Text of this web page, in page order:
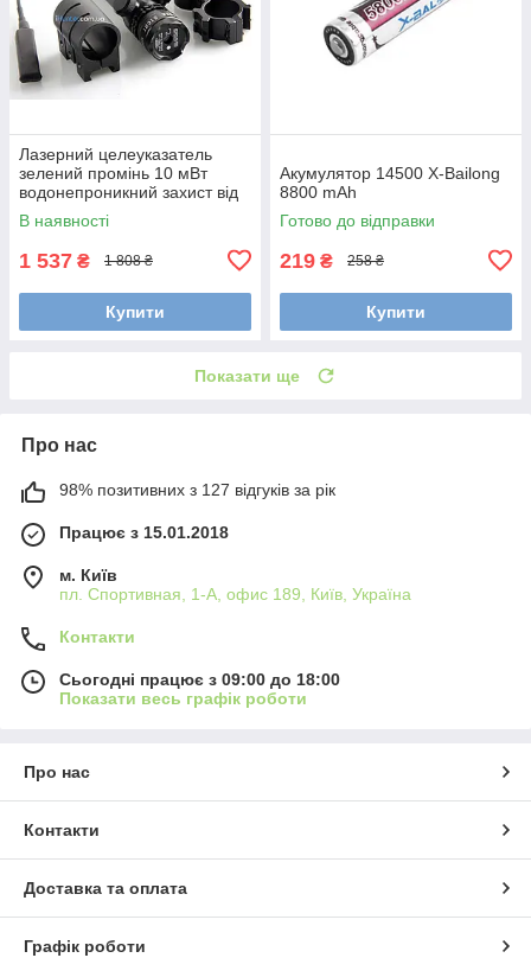
Лазерний целеуказатель
зелений промінь 10 мВт
водонепроникний захист від
вібрації кріплення 21 мм
виносна
В наявності
1 537 ₴ 1 808 ₴
Купити
Акумулятор 14500 X-Bailong
8800 mAh
Готово до відправки
219 ₴ 258 ₴
Купити
Показати ще
Про нас
98% позитивних з 127 відгуків за рік
Працює з 15.01.2018
м. Київ
пл. Спортивная, 1-А, офис 189, Київ, Україна
Контакти
Сьогодні працює з 09:00 до 18:00
Показати весь графік роботи
Про нас
Контакти
Доставка та оплата
Графік роботи